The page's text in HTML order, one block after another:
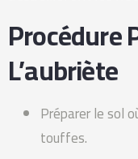
Procédure
L’aubriète
Préparer le sol
touffes.